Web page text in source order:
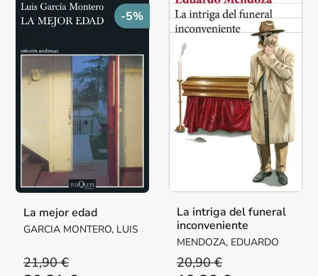
-5%
La mejor edad
GARCIA MONTERO, LUIS
21,90 €
La intriga del funeral
inconveniente
MENDOZA, EDUARDO
20,90 €